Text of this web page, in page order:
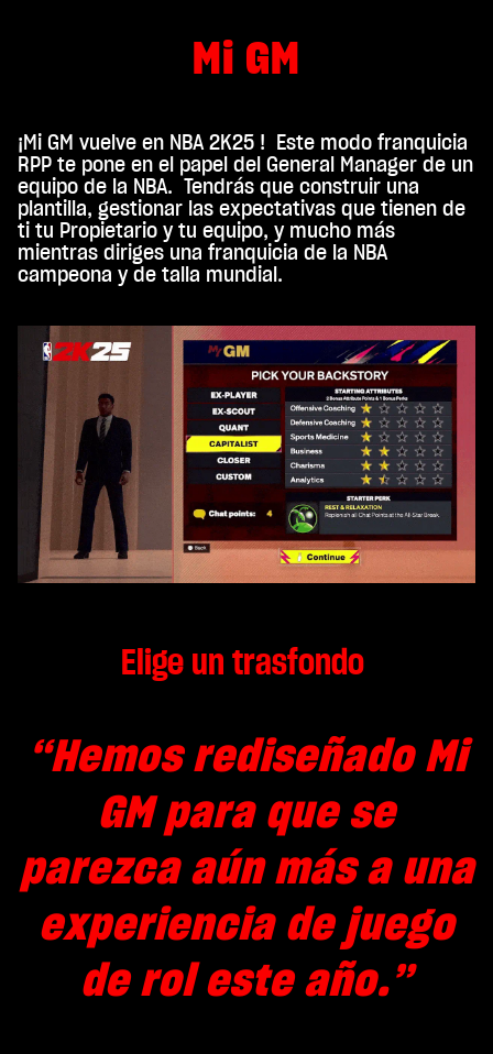
Al
hace
r
clic
en
«Ac
epta
r y
odu
cir»,
polí
tica
priv
acid
ad
sfer
enci
los
serv
es
gle.
Mi GM
¡Mi GM vuelve en NBA 2K25 ! Este modo franquicia
RPP te pone en el papel del General Manager de un
equipo de la NBA. Tendrás que construir una
plantilla, gestionar las expectativas que tienen de
ti tu Propietario y tu equipo, y mucho más
mientras diriges una franquicia de la NBA
campeona y de talla mundial.
Elige un trasfondo
“Hemos rediseñado Mi
GM para que se
parezca aún más a una
experiencia de juego
de rol este año.”